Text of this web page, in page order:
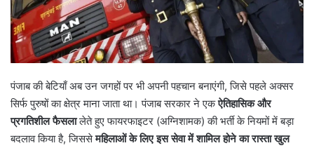
पंजाब की बेटियाँ अब उन जगहों पर भी अपनी पहचान बनाएंगी, जिसे पहले अक्सर
सिर्फ पुरुषों का क्षेत्र माना जाता था। पंजाब सरकार ने एकऐतिहासिक और
प्रगतिशील फैसलालेते हुए फायरफाइटर (अग्निशामक) की भर्ती के नियमों में बड़ा
बदलाव किया है, जिससेमहिलाओं के लिए इस सेवा में शामिल होने का रास्ता खुल